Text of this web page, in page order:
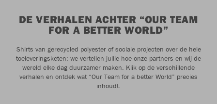
DE VERHALEN ACHTER “OUR TEAM
FOR A BETTER WORLD”
Shirts van gerecycled polyester of sociale projecten over de hele
toeleveringsketen: we vertellen jullie hoe onze partners en wij de
wereld elke dag duurzamer maken. Klik op de verschillende
verhalen en ontdek wat “Our Team for a better World” precies
inhoudt.